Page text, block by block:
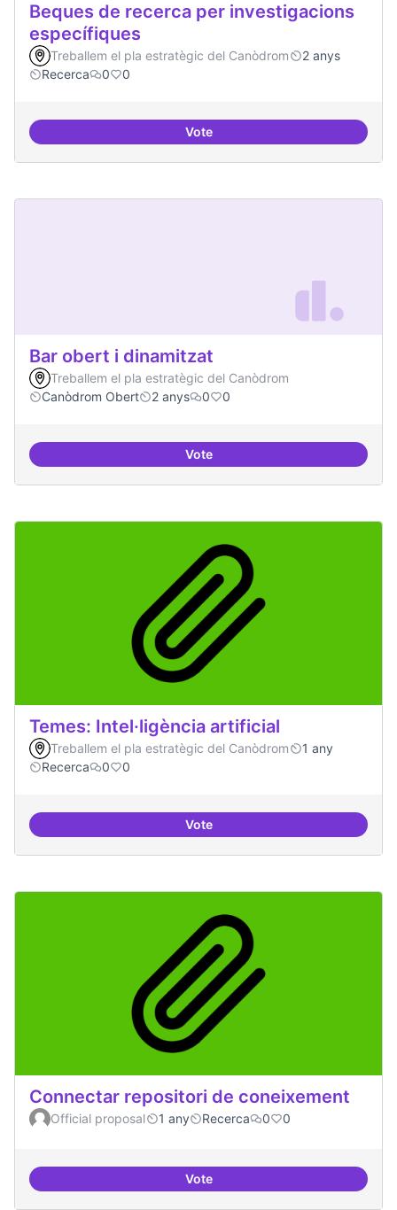
Beques de recerca per investigacions
específiques
Treballem el pla estratègic del Canòdrom
2 anys
Recerca
0 0
VoteBeques de recerca per
Bar obert i dinamitzat
Treballem el pla estratègic del Canòdrom
Canòdrom Obert
2 anys 0 0
VoteBar obert i dinamitzat
Temes: Intel·ligència artificial
Treballem el pla estratègic del Canòdrom
1 any
Recerca
0 0
VoteTemes: Intel·ligència artificial
Connectar repositori de coneixement
Official proposal 1 any Recerca 0 0
VoteConnectar repositori de